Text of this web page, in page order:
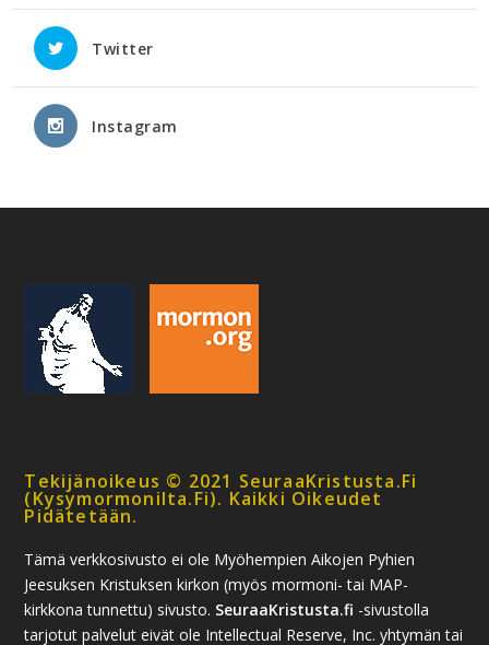
Twitter
Instagram
Tekijänoikeus © 2021 SeuraaKristusta.fi
(kysymormonilta.fi). Kaikki Oikeudet
Pidätetään.
Tämä verkkosivusto ei ole Myöhempien Aikojen Pyhien
Jeesuksen Kristuksen kirkon (myös mormoni- tai MAP-
kirkkona tunnettu) sivusto. SeuraaKristusta.fi -sivustolla
tarjotut palvelut eivät ole Intellectual Reserve, Inc. yhtymän tai